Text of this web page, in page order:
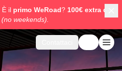
. È il primo WeRoad? 100€ extra di
(no weekends).